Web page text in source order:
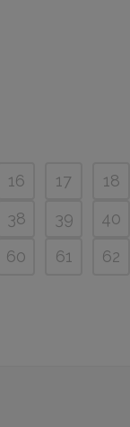
16 17 18
38 39 40
60 61 62